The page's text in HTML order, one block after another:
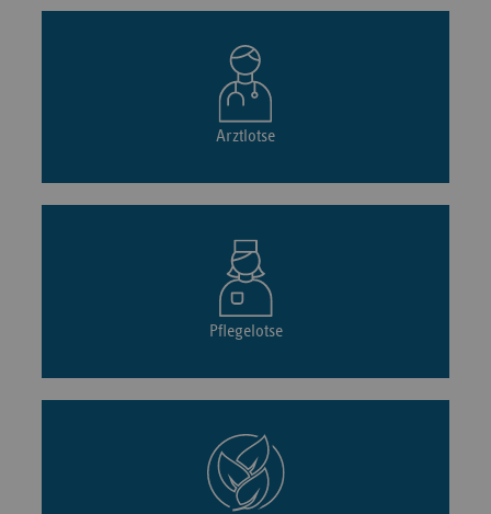
Arztlotse
Pflegelotse